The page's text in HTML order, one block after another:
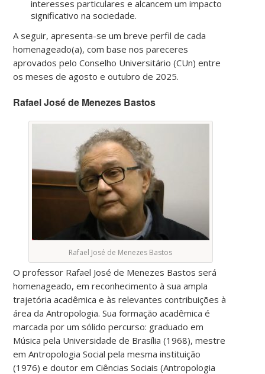
interesses particulares e alcancem um impacto
significativo na sociedade.
A seguir, apresenta-se um breve perfil de cada
homenageado(a), com base nos pareceres
aprovados pelo Conselho Universitário (CUn) entre
os meses de agosto e outubro de 2025.
Rafael José de Menezes Bastos
Rafael José de Menezes Bastos
O professor Rafael José de Menezes Bastos será
homenageado, em reconhecimento à sua ampla
trajetória acadêmica e às relevantes contribuições à
área da Antropologia. Sua formação acadêmica é
marcada por um sólido percurso: graduado em
Música pela Universidade de Brasília (1968), mestre
em Antropologia Social pela mesma instituição
(1976) e doutor em Ciências Sociais (Antropologia